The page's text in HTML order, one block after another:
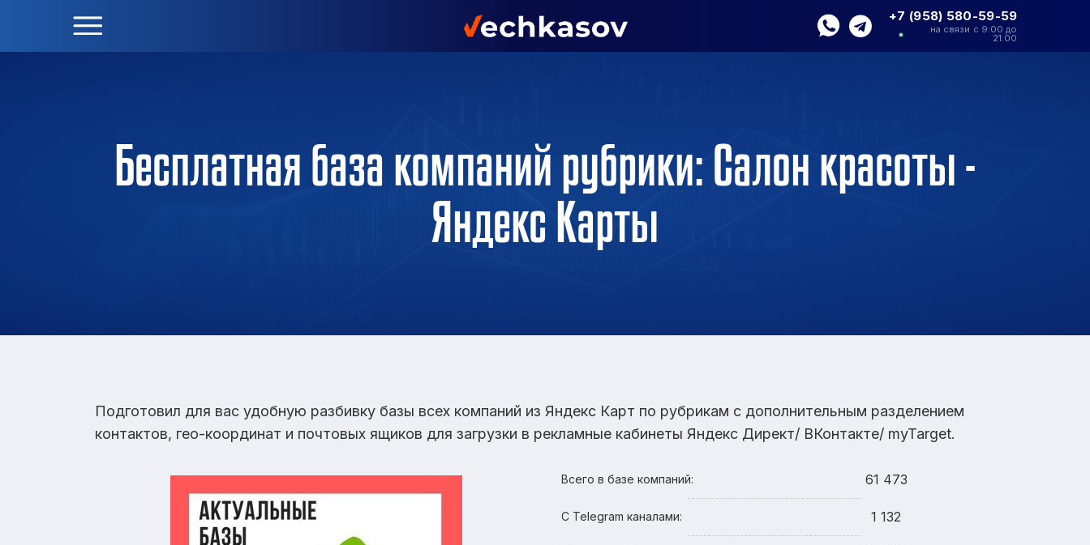
+7 (958) 580-59-59
на связи с 9:00 до
21:00
Бесплатная база компаний рубрики: Салон красоты -
Яндекс Карты
Подготовил для вас удобную разбивку базы всех компаний из Яндекс Карт по рубрикам с дополнительным разделением
контактов, гео-координат и почтовых ящиков для загрузки в рекламные кабинеты Яндекс Директ/ ВКонтакте/ myTarget.
Всего в базе компаний: 61 473
С Telegram каналами: 1 132